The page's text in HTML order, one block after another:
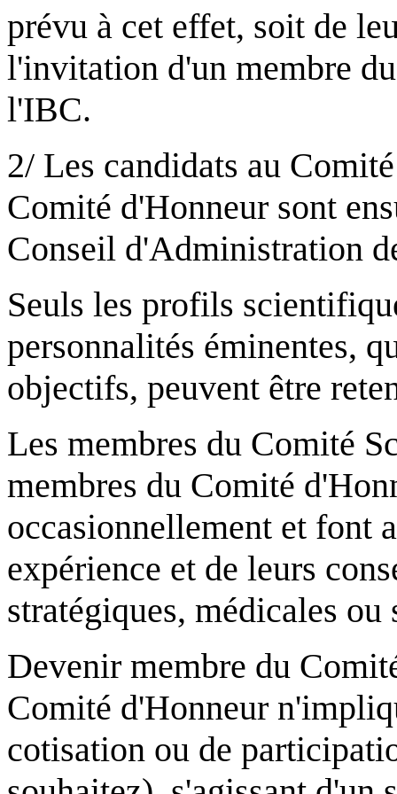
prévu à cet effet, soit de
l'invitation d'un membre
l'IBC.
2/ Les candidats au
Comité d'Honneur sont
Conseil d'Administration
Seuls les profils
personnalités éminentes,
objectifs, peuvent être
Les membres du Comité
membres du Comité
occasionnellement et font
expérience et de leurs
stratégiques, médicales
Devenir membre du
Comité d'Honneur
cotisation ou de